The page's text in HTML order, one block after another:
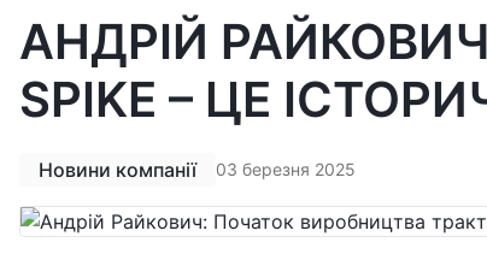
АНДРІЙ
SPIKE – ЦЕ
Новини компанії 03 березня 2025